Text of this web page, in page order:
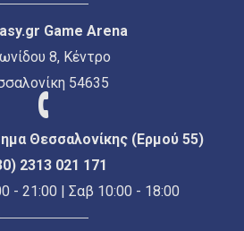
Game Arena
8, Κέντρο
54635
Θεσσαλονίκης (Ερμού 55)
2313 021 171
- 21:00 | Σαβ 10:00 - 18:00